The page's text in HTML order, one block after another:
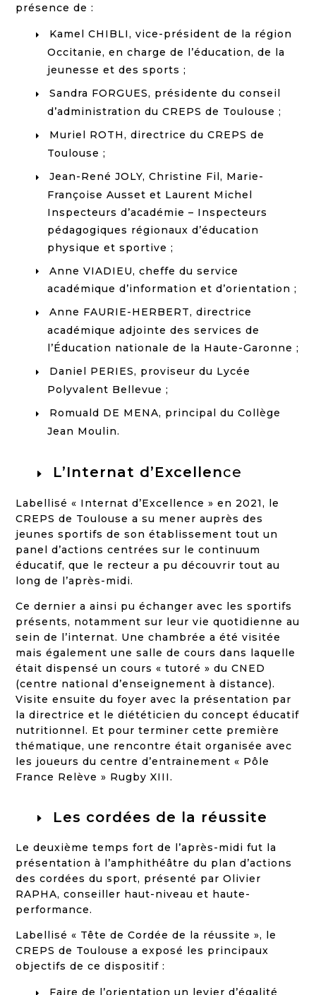
présence de :
Kamel CHIBLI, vice-président de la région
Occitanie, en charge de l’éducation, de la
jeunesse et des sports ;
Sandra FORGUES, présidente du conseil
d’administration du CREPS de Toulouse ;
Muriel ROTH, directrice du CREPS de
Toulouse ;
Jean-René JOLY, Christine Fil, Marie-
Françoise Ausset et Laurent Michel
Inspecteurs d’académie – Inspecteurs
pédagogiques régionaux d’éducation
physique et sportive ;
Anne VIADIEU, cheffe du service
académique d’information et d’orientation ;
Anne FAURIE-HERBERT, directrice
académique adjointe des services de
l’Éducation nationale de la Haute-Garonne ;
Daniel PERIES, proviseur du Lycée
Polyvalent Bellevue ;
Romuald DE MENA, principal du Collège
Jean Moulin.
L’Internat d’Excellence
Labellisé « Internat d’Excellence » en 2021, le
CREPS de Toulouse a su mener auprès des
jeunes sportifs de son établissement tout un
panel d’actions centrées sur le continuum
éducatif, que le recteur a pu découvrir tout au
long de l’après-midi.
Ce dernier a ainsi pu échanger avec les sportifs
présents, notamment sur leur vie quotidienne au
sein de l’internat. Une chambrée a été visitée
mais également une salle de cours dans laquelle
était dispensé un cours « tutoré » du CNED
(centre national d’enseignement à distance).
Visite ensuite du foyer avec la présentation par
la directrice et le diététicien du concept éducatif
nutritionnel. Et pour terminer cette première
thématique, une rencontre était organisée avec
les joueurs du centre d’entrainement « Pôle
France Relève » Rugby XIII.
Les cordées de la réussite
Le deuxième temps fort de l’après-midi fut la
présentation à l’amphithéâtre du plan d’actions
des cordées du sport, présenté par Olivier
RAPHA, conseiller haut-niveau et haute-
performance.
Labellisé « Tête de Cordée de la réussite », le
CREPS de Toulouse a exposé les principaux
objectifs de ce dispositif :
Faire de l’orientation un levier d’égalité